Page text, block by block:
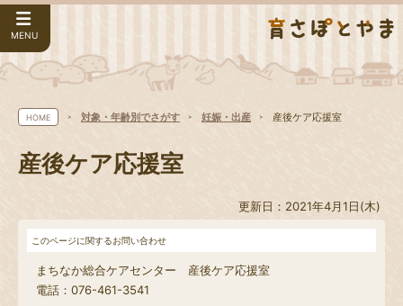
MENU
HOME 対象・年齢別でさがす 妊娠・出産 産後ケア応援室
産後ケア応援室
更新日：2021年4月1日(木)
このページに関するお問い合わせ
まちなか総合ケアセンター 産後ケア応援室
電話：076-461-3541